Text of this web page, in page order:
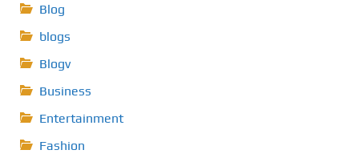
Blog
blogs
Blogv
Business
Entertainment
Fashion